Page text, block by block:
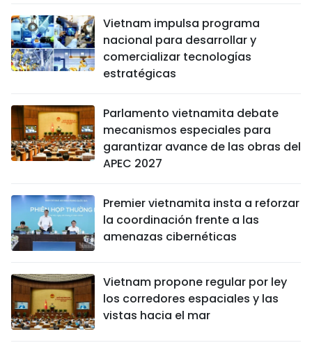
Vietnam impulsa programa
nacional para desarrollar y
comercializar tecnologías
estratégicas
Parlamento vietnamita debate
mecanismos especiales para
garantizar avance de las obras del
APEC 2027
Premier vietnamita insta a reforzar
la coordinación frente a las
amenazas cibernéticas
Vietnam propone regular por ley
los corredores espaciales y las
vistas hacia el mar